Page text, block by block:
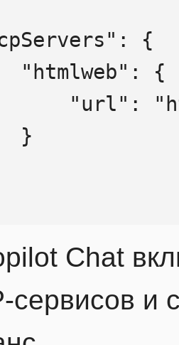
Chat
сервисов и